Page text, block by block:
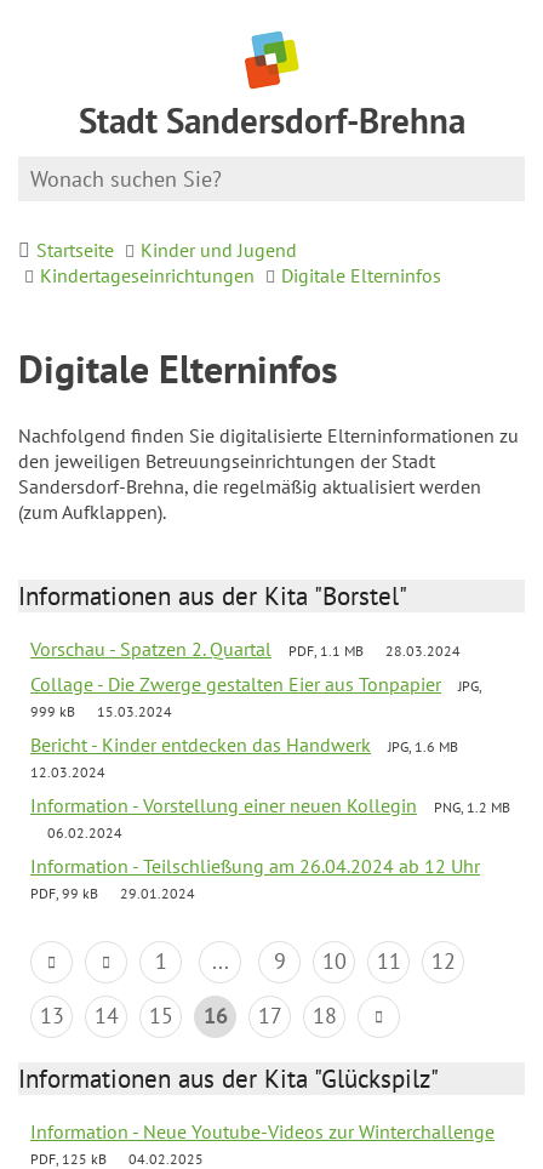
Stadt Sandersdorf-Brehna
Startseite
Kinder und Jugend
Kindertageseinrichtungen
Digitale Elterninfos
Digitale Elterninfos
Nachfolgend finden Sie digitalisierte Elterninformationen zu
den jeweiligen Betreuungseinrichtungen der Stadt
Sandersdorf-Brehna, die regelmäßig aktualisiert werden
(zum Aufklappen).
Informationen aus der Kita "Borstel"
Vorschau - Spatzen 2. Quartal PDF, 1.1 MB 28.03.2024
Collage - Die Zwerge gestalten Eier aus Tonpapier
JPG,
999 kB
15.03.2024
Bericht - Kinder entdecken das Handwerk
JPG, 1.6 MB
12.03.2024
Information - Vorstellung einer neuen Kollegin
PNG, 1.2 MB
06.02.2024
Information - Teilschließung am 26.04.2024 ab 12 Uhr
PDF, 99 kB 29.01.2024
1 ... 9 10 11
12
13
14 15 16 17 18
Informationen aus der Kita "Glückspilz"
Information - Neue Youtube-Videos zur Winterchallenge
PDF, 125 kB 04.02.2025